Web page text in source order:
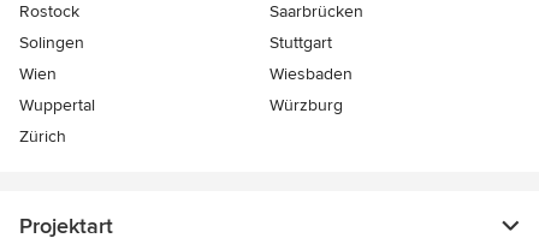
Rostock
Saarbrücken
Solingen
Stuttgart
Wien
Wiesbaden
Wuppertal
Würzburg
Zürich
Projektart